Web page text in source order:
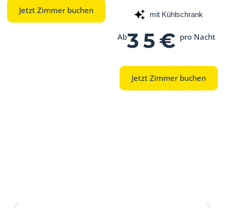
Jetzt Zimmer buchen mit Kühlschrank
Ab35€ pro Nacht
Jetzt Zimmer buchen